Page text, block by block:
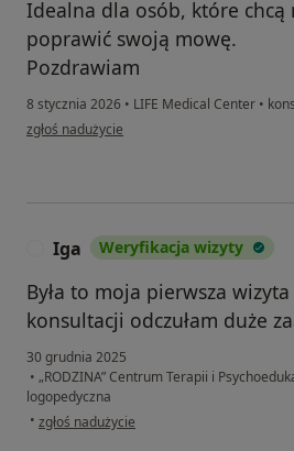
Idealna dla osób, które chcą
poprawić swoją mowę.
Pozdrawiam
8 stycznia 2026 • LIFE Medical Center •
w opinii użytkownika M.W
zgłoś nadużycie
Iga Weryfikacja wizyty
Była to moja pierwsza
konsultacji odczułam duże
30 grudnia 2025
• „RODZINA” Centrum Terapii i
logopedyczna
• w opinii użytkownika Iga
zgłoś nadużycie